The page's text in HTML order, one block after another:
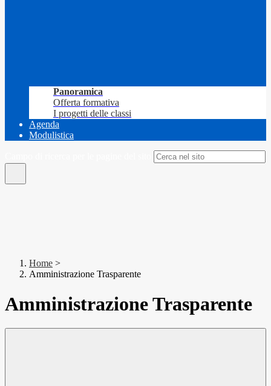
Panoramica
Offerta formativa
I progetti delle classi
Agenda
Modulistica
Home >
Amministrazione Trasparente
Amministrazione Trasparente